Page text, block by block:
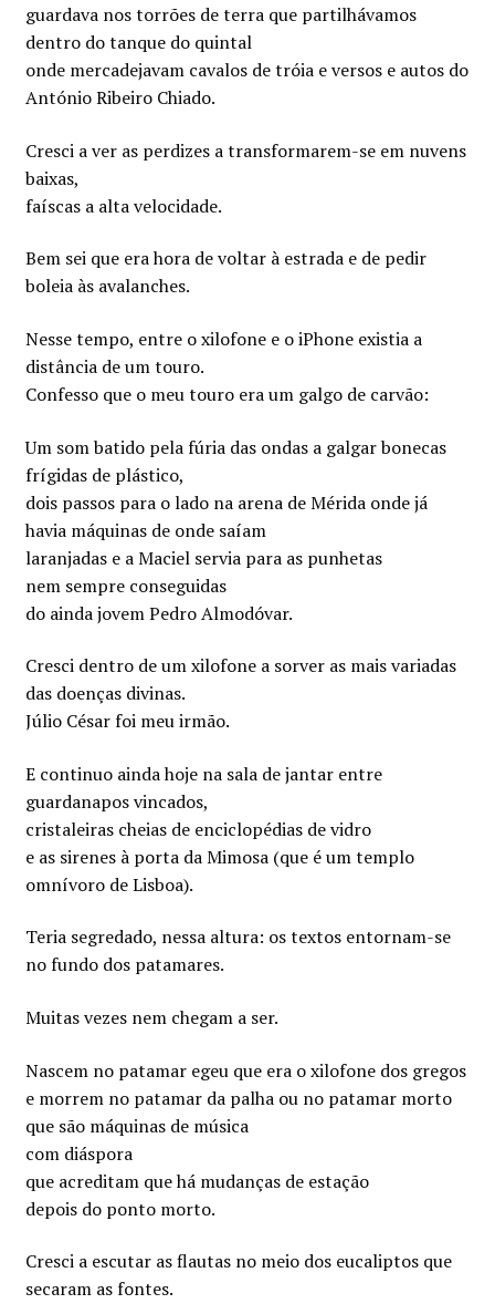
guardava nos torrões de terra que partilhávamos
dentro do tanque do quintal
onde mercadejavam cavalos de tróia e versos e autos do
António Ribeiro Chiado.
Cresci a ver as perdizes a transformarem-se em nuvens
baixas,
faíscas a alta velocidade.
Bem sei que era hora de voltar à estrada e de pedir
boleia às avalanches.
Nesse tempo, entre o xilofone e o iPhone existia a
distância de um touro.
Confesso que o meu touro era um galgo de carvão:
Um som batido pela fúria das ondas a galgar bonecas
frígidas de plástico,
dois passos para o lado na arena de Mérida onde já
havia máquinas de onde saíam
laranjadas e a Maciel servia para as punhetas
nem sempre conseguidas
do ainda jovem Pedro Almodóvar.
Cresci dentro de um xilofone a sorver as mais variadas
das doenças divinas.
Júlio César foi meu irmão.
E continuo ainda hoje na sala de jantar entre
guardanapos vincados,
cristaleiras cheias de enciclopédias de vidro
e as sirenes à porta da Mimosa (que é um templo
omnívoro de Lisboa).
Teria segredado, nessa altura: os textos entornam-se
no fundo dos patamares.
Muitas vezes nem chegam a ser.
Nascem no patamar egeu que era o xilofone dos gregos
e morrem no patamar da palha ou no patamar morto
que são máquinas de música
com diáspora
que acreditam que há mudanças de estação
depois do ponto morto.
Cresci a escutar as flautas no meio dos eucaliptos que
secaram as fontes.